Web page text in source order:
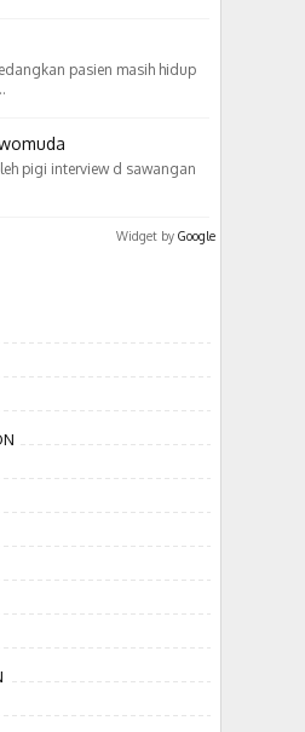
pasien masih hidup
pigi interview d sawangan
Widget by Google